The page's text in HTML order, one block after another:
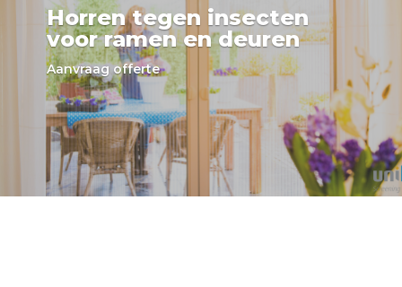
Horren tegen insecten
voor ramen en deuren
Aanvraag offerte